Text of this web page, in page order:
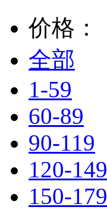
价格：
全部
1-59
60-89
90-119
120-149
150-179